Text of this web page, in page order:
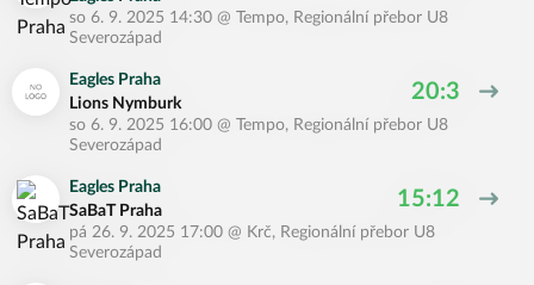
so 6. 9. 2025 14:30 @ Tempo, Regionální přebor U8
Severozápad
Eagles Praha
Lions Nymburk
20:3
so 6. 9. 2025 16:00 @ Tempo, Regionální přebor U8
Severozápad
Eagles Praha
SaBaT Praha
15:12
pá 26. 9. 2025 17:00 @ Krč, Regionální přebor U8
Severozápad